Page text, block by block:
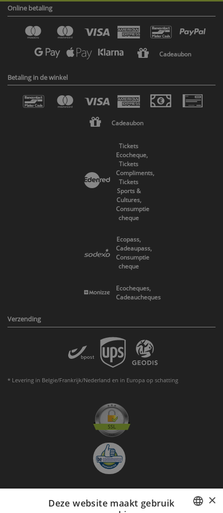
Online betaling
Cadeaubon
Betaling in de winkel
Cadeaubon
Tickets
Ecocheque,
Tickets
Compliments,
Tickets
Sports &
Cultures,
Consumptie
cheque
Ecopass,
Cadeaupass,
Consumptie
cheque
Ecocheques,
Cadeaucheques
Verzending
* Levering in Belgie/Frankrijk/Nederland en in Europa op schatting
Aanmelden nieuwsbrief ×
Deze website maakt gebruik